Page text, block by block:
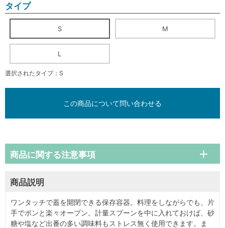
タイプ
S M
L
選択されたタイプ：S
この商品について問い合わせる
商品説明
ワンタッチで蓋を開閉できる保存容器。料理をしながらでも、片
手でポンと楽々オープン。計量スプーンを中に入れておけば、砂
糖や塩など出番の多い調味料もストレス無く使用できます。ま
商品に関する注意事項